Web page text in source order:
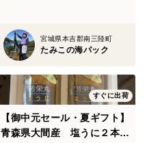
宮城県本吉郡南三陸町
たみこの海パック
すぐに出荷
【御中元セール・夏ギフト】
青森県大間産 塩うに２本セ